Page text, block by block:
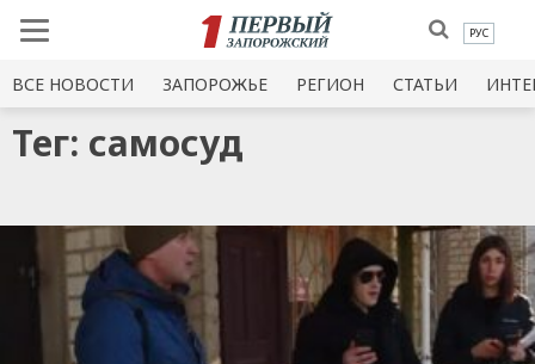
РУС
ВСЕ НОВОСТИ ЗАПОРОЖЬЕ РЕГИОН СТАТЬИ
Тег: самосуд